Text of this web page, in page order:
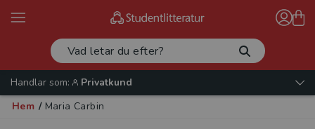
Handlar som:
Privatkund
Hem / Maria Carbin